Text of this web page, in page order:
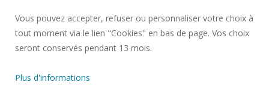
¡Únete a nosotros!
Vous pouvez accepter, refuser ou personnaliser votre choix à
tout moment via le lien "Cookies" en bas de page. Vos choix
seront conservés pendant 13 mois.
Plus d'informations